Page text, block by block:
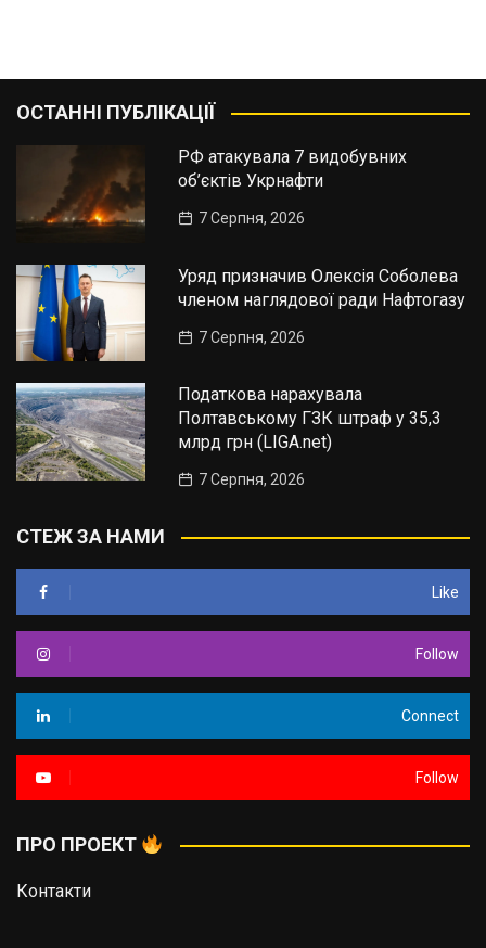
ОСТАННІ ПУБЛІКАЦІЇ
РФ атакувала 7 видобувних
об’єктів Укрнафти
7 Серпня, 2026
Уряд призначив Олексія Соболева
членом наглядової ради Нафтогазу
7 Серпня, 2026
Податкова нарахувала
Полтавському ГЗК штраф у 35,3
млрд грн (LIGA.net)
7 Серпня, 2026
СТЕЖ ЗА НАМИ
Like
Follow
Connect
Follow
ПРО ПРОЕКТ
Контакти